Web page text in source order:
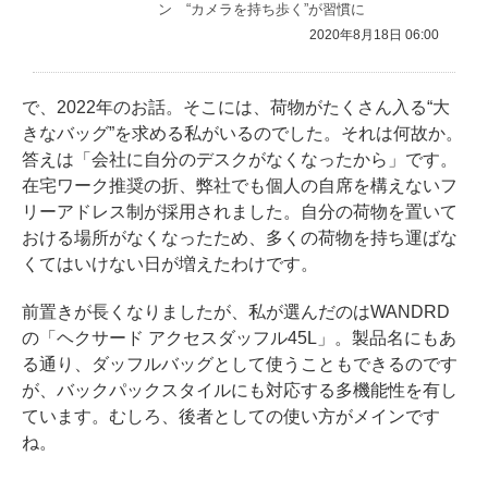
ン “カメラを持ち歩く”が習慣に
2020年8月18日 06:00
で、2022年のお話。そこには、荷物がたくさん入る“大
きなバッグ”を求める私がいるのでした。それは何故か。
答えは「会社に自分のデスクがなくなったから」です。
在宅ワーク推奨の折、弊社でも個人の自席を構えないフ
リーアドレス制が採用されました。自分の荷物を置いて
おける場所がなくなったため、多くの荷物を持ち運ばな
くてはいけない日が増えたわけです。
前置きが長くなりましたが、私が選んだのはWANDRD
の「ヘクサード アクセスダッフル45L」。製品名にもあ
る通り、ダッフルバッグとして使うこともできるのです
が、バックパックスタイルにも対応する多機能性を有し
ています。むしろ、後者としての使い方がメインです
ね。